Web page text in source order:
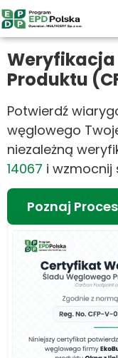
Weryfikacja
Produktu
Potwierdź
węglowego
niezależną
14067 i wzmocnij
Poznaj